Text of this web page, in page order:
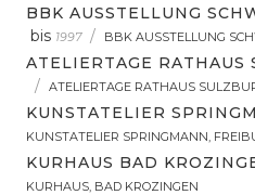
BBK AUSSTELLUNG
bis 1997 / BBK AUSSTELLUNG
ATELIERTAGE RATHAUS
/ ATELIERTAGE RATHAUS
KUNSTATELIER
KUNSTATELIER SPRINGMANN,
KURHAUS BAD
KURHAUS, BAD KROZINGEN